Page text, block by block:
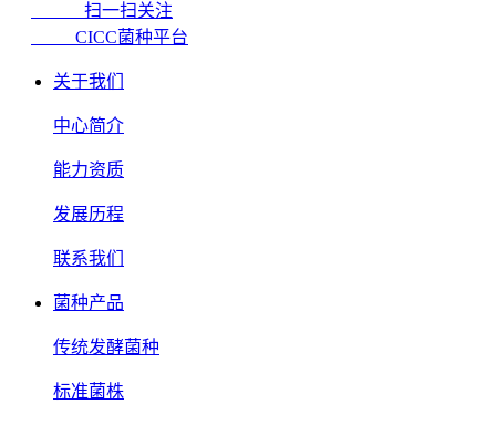
扫一扫关注
CICC菌种平台
关于我们
中心简介
能力资质
发展历程
联系我们
菌种产品
传统发酵菌种
标准菌株